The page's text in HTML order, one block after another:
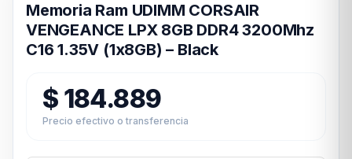
Memoria Ram UDIMM CORSAIR
VENGEANCE LPX 8GB DDR4 3200Mhz
C16 1.35V (1x8GB) – Black
$ 184.889
Precio efectivo o transferencia